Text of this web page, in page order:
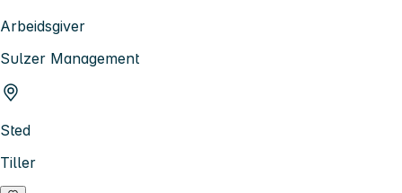
Arbeidsgiver
Sulzer Management
Sted
Tiller